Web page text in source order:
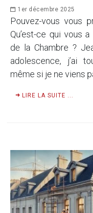
1er décembre 2025
Pouvez-vous vous
Qu’est-ce qui vous
de la Chambre ?
adolescence, j’ai
même si je ne viens
LIRE LA SUITE ...